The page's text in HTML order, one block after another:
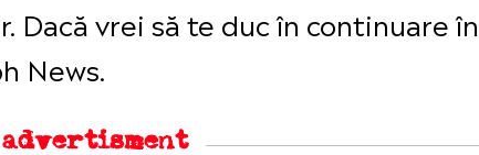
Dacă vrei să te duc în continuare
News.
advertisment